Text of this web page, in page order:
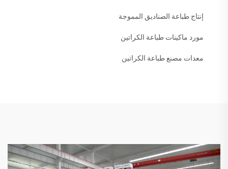
إنتاج طباعة الصناديق المموجة
مورد ماكينات طباعة الكراتين
معدات مصنع طباعة الكراتين